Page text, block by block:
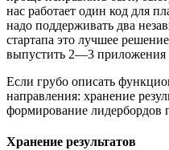
нас работает один код для
надо поддерживать два
стартапа это лучшее
выпустить 2—3 приложения
Если грубо описать
направления: хранение
формирование лидербордов
Хранение результатов